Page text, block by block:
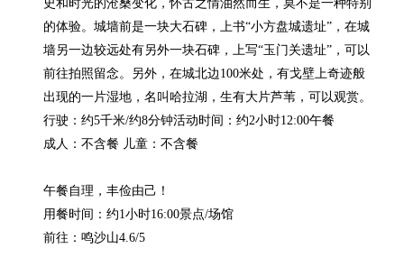
史和时光的沧桑变化，怀古之情油然而生，莫不是一种特别
的体验。城墙前是一块大石碑，上书“小方盘城遗址”，在城
墙另一边较远处有另外一块石碑，上写“玉门关遗址”，可以
前往拍照留念。另外，在城北边100米处，有戈壁上奇迹般
出现的一片湿地，名叫哈拉湖，生有大片芦苇，可以观赏。
行驶：约5千米/约8分钟活动时间：约2小时12:00午餐
成人：不含餐 儿童：不含餐
午餐自理，丰俭由己！
用餐时间：约1小时16:00景点/场馆
前往：鸣沙山4.6/5